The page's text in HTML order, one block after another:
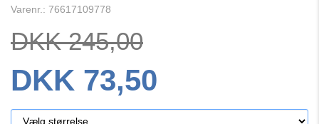
Varenr.: 76617109778
DKK 245,00
DKK 73,50